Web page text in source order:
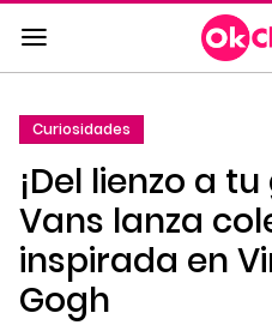
Saltar
al
contenido
a
la
navegación
principal
Curiosidades
¡Del lienzo a
Vans lanza
inspirada en
Gogh